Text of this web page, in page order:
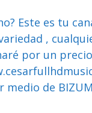
Este es tu
,
por un
de BIZUM